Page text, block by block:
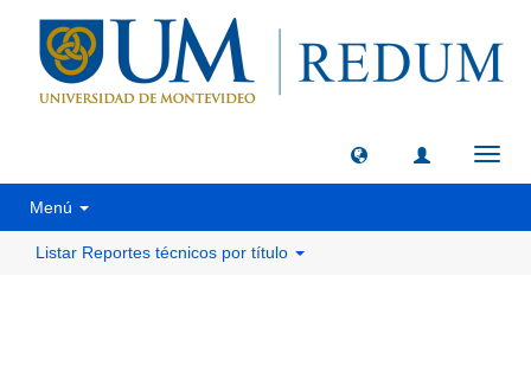
Menú
Listar Reportes técnicos por título